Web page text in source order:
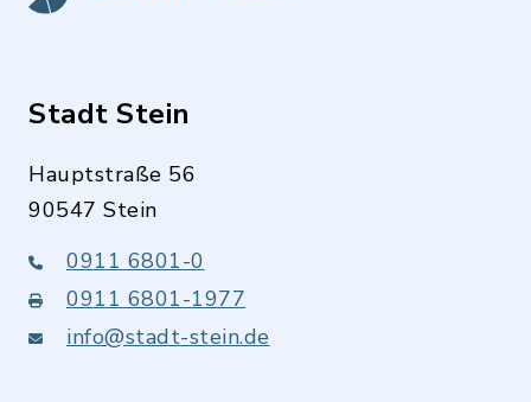
Stadt Stein
Hauptstraße 56
90547 Stein
0911 6801-0
0911 6801-1977
info@stadt-stein.de